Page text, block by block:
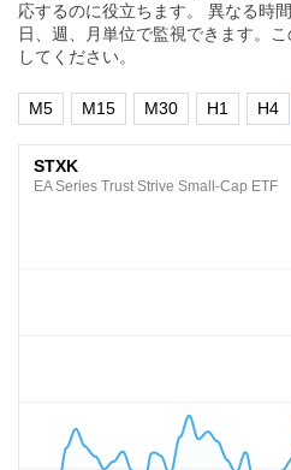
応するのに役立ちます。 異なる時
日、週、月単位で監視できます。
してください。
M5 M15 M30 H1 H4
STXK
EA Series Trust Strive Small-Cap ETF